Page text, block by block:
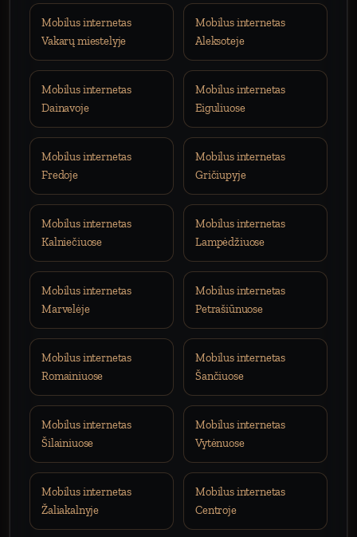
Mobilus internetas
Vakarų miestelyje
Mobilus internetas
Aleksoteje
Mobilus internetas
Dainavoje
Mobilus internetas
Eiguliuose
Mobilus internetas
Fredoje
Mobilus internetas
Gričiupyje
Mobilus internetas
Kalniečiuose
Mobilus internetas
Lampėdžiuose
Mobilus internetas
Marvelėje
Mobilus internetas
Petrašiūnuose
Mobilus internetas
Romainiuose
Mobilus internetas
Šančiuose
Mobilus internetas
Šilainiuose
Mobilus internetas
Vytėnuose
Mobilus internetas
Žaliakalnyje
Mobilus internetas
Centroje